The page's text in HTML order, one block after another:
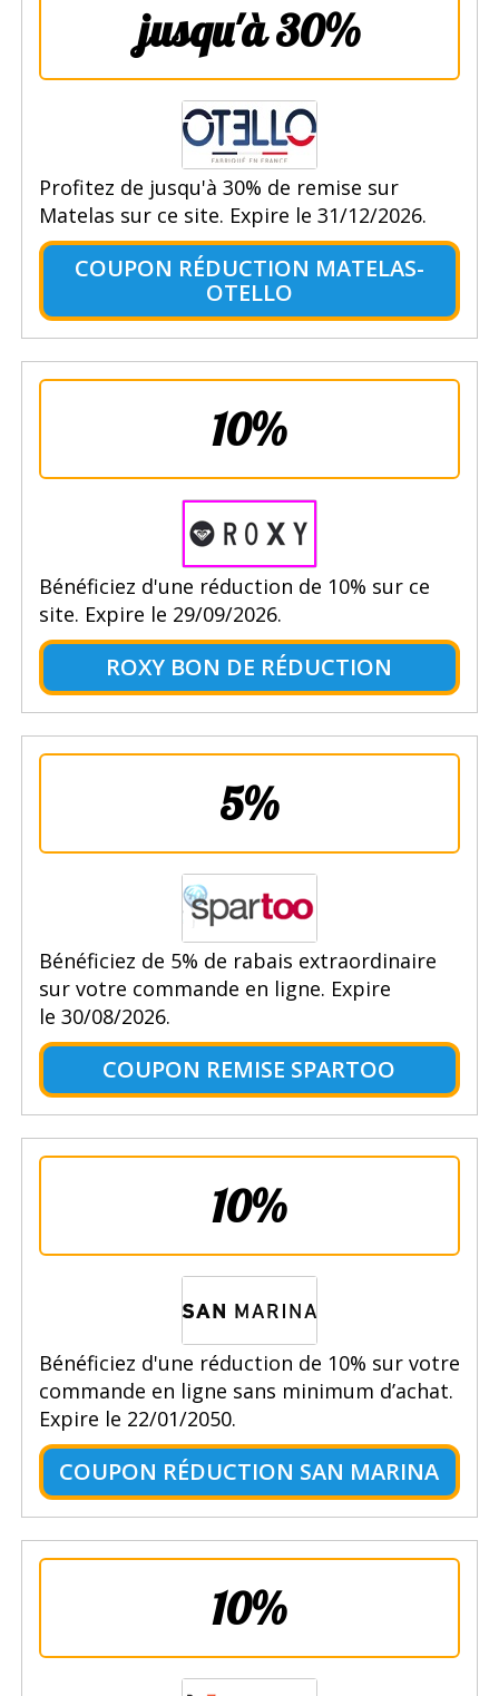
jusqu'à 30%
Profitez de jusqu'à 30% de remise sur
Matelas sur ce site. Expire le 31/12/2026.
COUPON RÉDUCTION MATELAS-
OTELLO
10%
Bénéficiez d'une réduction de 10% sur ce
site. Expire le 29/09/2026.
ROXY BON DE RÉDUCTION
5%
Bénéficiez de 5% de rabais extraordinaire
sur votre commande en ligne. Expire
le 30/08/2026.
COUPON REMISE SPARTOO
10%
Bénéficiez d'une réduction de 10% sur votre
commande en ligne sans minimum d’achat.
Expire le 22/01/2050.
COUPON RÉDUCTION SAN MARINA
10%